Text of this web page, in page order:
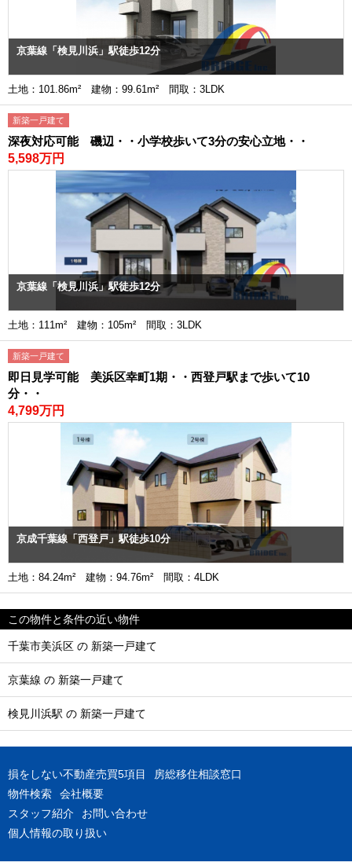
京葉線「検見川浜」駅徒歩12分
土地：101.86m² 建物：99.61m² 間取：3LDK
新築一戸建て
深夜対応可能 磯辺・・小学校歩いて3分の安心立地・・
5,598万円
京葉線「検見川浜」駅徒歩12分
土地：111m² 建物：105m² 間取：3LDK
新築一戸建て
即日見学可能 美浜区幸町1期・・西登戸駅まで歩いて10
分・・
4,799万円
京成千葉線「西登戸」駅徒歩10分
土地：84.24m² 建物：94.76m² 間取：4LDK
この物件と条件の近い物件
千葉市美浜区 の 新築一戸建て
京葉線 の 新築一戸建て
検見川浜駅 の 新築一戸建て
損をしない不動産売買5項目
房総移住相談窓口
物件検索
会社概要
スタッフ紹介
お問い合わせ
個人情報の取り扱い